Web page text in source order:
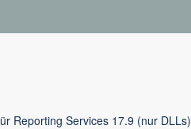
Reporting Services 17.9 (nur DLLs)